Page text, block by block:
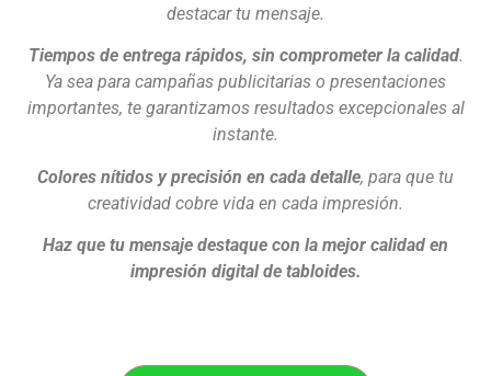
destacar tu mensaje.
Tiempos de entrega rápidos, sin comprometer la calidad.
Ya sea para campañas publicitarias o presentaciones
importantes, te garantizamos resultados excepcionales al
instante.
Colores nítidos y precisión en cada detalle, para que tu
creatividad cobre vida en cada impresión.
Haz que tu mensaje destaque con la mejor calidad en
impresión digital de tabloides.